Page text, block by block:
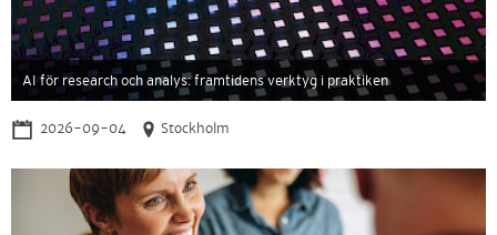
AI för research och analys: framtidens verktyg i praktiken
2026-09-04 Stockholm